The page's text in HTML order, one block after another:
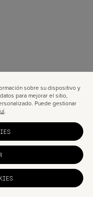
sobre su dispositivo y
para mejorar el sitio,
Puede gestionar
.